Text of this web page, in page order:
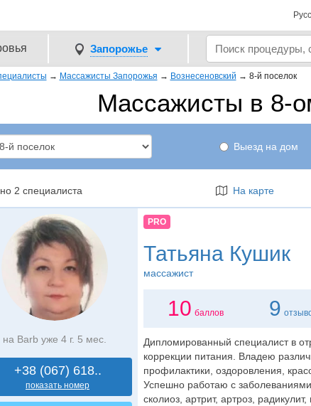
Запорожье
→ Массажисты Запорожья → Вознесеновский → 8-й поселок
Массажисты в 8-
Выезд на дом
2 специалиста На карте
на Barb уже 4 г. 5 мес.
+38 (067) 618..
показать номер
PRO
Татьяна Кушик
массажист
10 баллов 9
Дипломированный специалист в
коррекции питания. Владею
профилактики, оздоровления,
Успешно работаю с заболеваниями
сколиоз, артрит, артроз,